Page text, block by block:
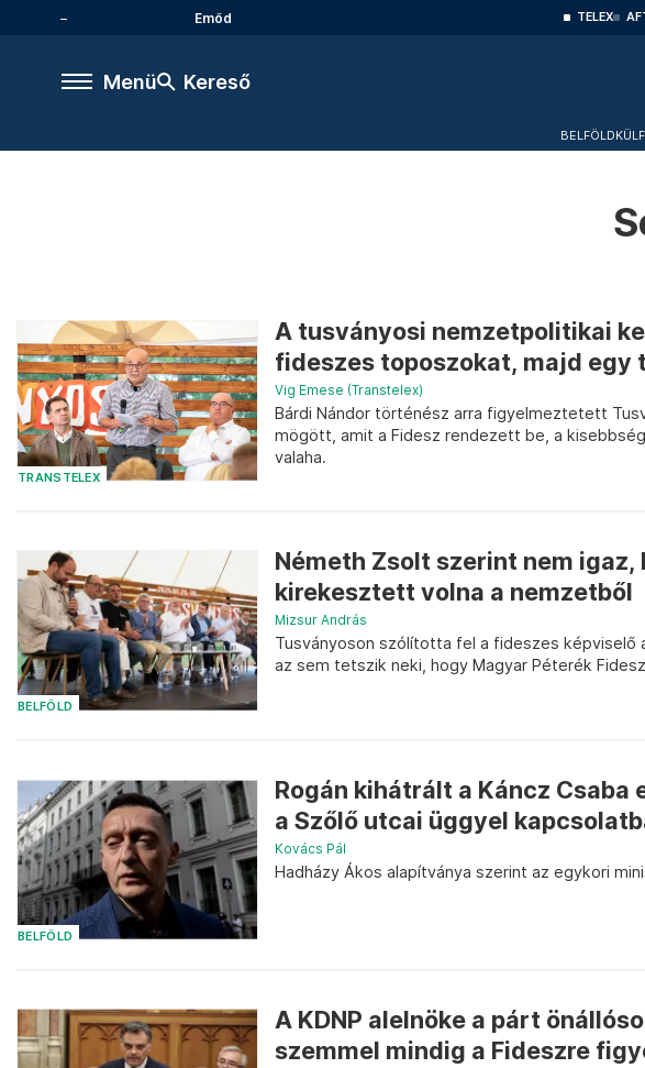
Emőd TELEX
Menü Kereső
BELFÖLD
TRANSTELEX
A tusványosi nemzetpolitikai
fideszes toposzokat, majd egy
Vig Emese (Transtelex)
Bárdi Nándor történész arra figyelmeztetett
mögött, amit a Fidesz rendezett be, a
valaha.
BELFÖLD
Németh Zsolt szerint nem igaz,
kirekesztett volna a nemzetből
Mizsur András
Tusványoson szólította fel a fideszes
az sem tetszik neki, hogy Magyar Péterék
BELFÖLD
Rogán kihátrált a Káncz
a Szőlő utcai üggyel
Kovács Pál
Hadházy Ákos alapítványa szerint az egykori
A KDNP alelnöke a párt
szemmel mindig a Fideszre